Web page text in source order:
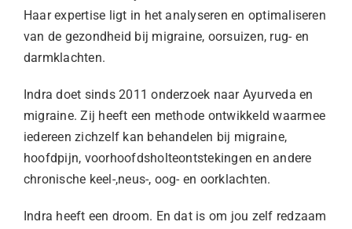
Haar expertise ligt in het analyseren en optimaliseren
van de gezondheid bij migraine, oorsuizen, rug- en
darmklachten.
Indra doet sinds 2011 onderzoek naar Ayurveda en
migraine. Zij heeft een methode ontwikkeld waarmee
iedereen zichzelf kan behandelen bij migraine,
hoofdpijn, voorhoofdsholteontstekingen en andere
chronische keel-,neus-, oog- en oorklachten.
Indra heeft een droom. En dat is om jou zelf redzaam